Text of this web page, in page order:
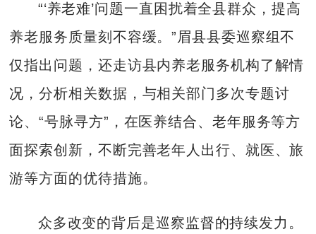
“‘养老难’问题一直困扰着全县群众，提高
养老服务质量刻不容缓。”眉县县委巡察组不
仅指出问题，还走访县内养老服务机构了解情
况，分析相关数据，与相关部门多次专题讨
论、“号脉寻方”，在医养结合、老年服务等方
面探索创新，不断完善老年人出行、就医、旅
游等方面的优待措施。
众多改变的背后是巡察监督的持续发力。